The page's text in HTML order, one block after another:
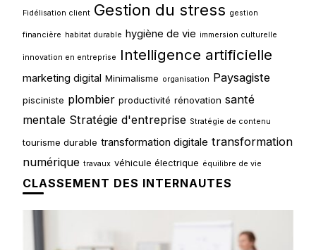
Fidélisation client Gestion du stress gestion
financière habitat durable hygiène de vie immersion culturelle
innovation en entreprise Intelligence artificielle
marketing digital Minimalisme organisation Paysagiste
pisciniste plombier productivité rénovation santé
mentale Stratégie d'entreprise Stratégie de contenu
tourisme durable transformation digitale transformation
numérique travaux véhicule électrique équilibre de vie
CLASSEMENT DES INTERNAUTES